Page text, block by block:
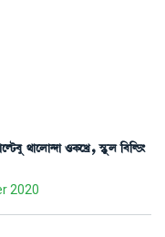
=àìºà@ƒà *A¡ìJø, ÑHåþº [¤[Á¡}
2020